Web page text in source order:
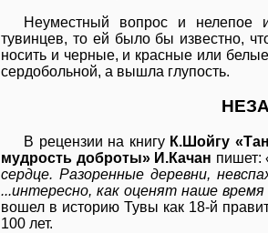
Неуместный вопрос и нелепое
тувинцев, то ей было бы известно,
носить и черные, и красные или
сердобольной, а вышла глупость.
В рецензии на книгу К.Шойгу
мудрость доброты» И.Качан пишет:
сердце. Разоренные деревни,
...интересно, как оценят наше
вошел в историю Тувы как 18-й
100 лет.